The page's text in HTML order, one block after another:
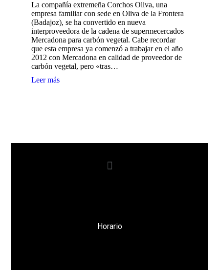
La compañía extremeña Corchos Oliva, una
empresa familiar con sede en Oliva de la Frontera
(Badajoz), se ha convertido en nueva
interproveedora de la cadena de supermecercados
Mercadona para carbón vegetal. Cabe recordar
que esta empresa ya comenzó a trabajar en el año
2012 con Mercadona en calidad de proveedor de
carbón vegetal, pero «tras…
Leer más
Horario